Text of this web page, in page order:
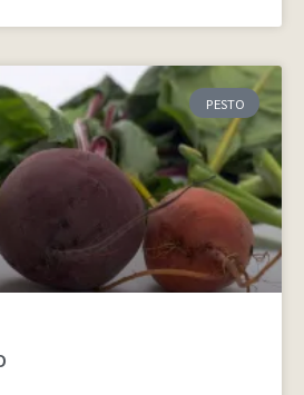
PESTO